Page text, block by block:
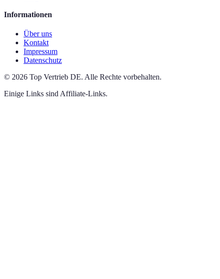
Informationen
Über uns
Kontakt
Impressum
Datenschutz
© 2026 Top Vertrieb DE. Alle Rechte vorbehalten.
Einige Links sind Affiliate-Links.